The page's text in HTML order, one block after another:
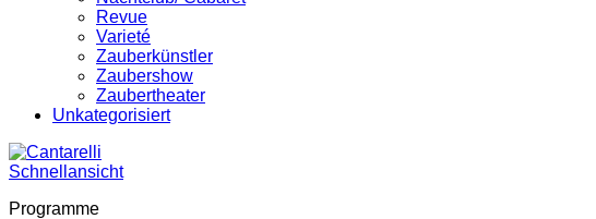
Revue
Varieté
Zauberkünstler
Zaubershow
Zaubertheater
Unkategorisiert
Schnellansicht
Programme